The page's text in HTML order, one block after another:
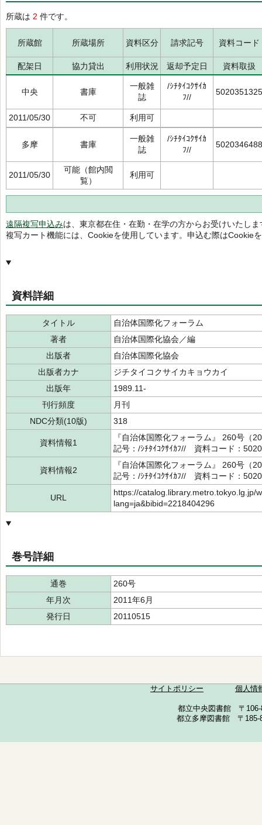
所蔵は 2 件です。
所蔵館 所蔵場所 資料区分 請求記号 資料コード
配架日 協力貸出 利用状況 返却予定日 資料取扱
中央 書庫
一般雑
誌
/ｼﾁﾀｲｺｸｻｲｶ
ﾌ//
5020351325
2011/05/30 不可 利用可
多摩 書庫
一般雑
誌
/ｼﾁﾀｲｺｸｻｲｶ
ﾌ//
5020346488
2011/05/30
可能（館内閲
覧）
利用可
遠隔複写申込みは、東京都在住・在勤・在学の方からお受けいたしま
複写カート機能には、Cookieを使用しています。申込む際はCookie
資料詳細
タイトル
自治体国際化フォーラム
著者
自治体国際化協会／編
出版者
自治体国際化協会
出版者カナ
ジチタイコクサイカキョウカイ
出版年
1989.11-
刊行頻度
月刊
NDC分類(10版)
318
資料情報1
『自治体国際化フォーラム』 260号
記号：/ｼﾁﾀｲｺｸｻｲｶﾌ// 資料コード：
資料情報2
『自治体国際化フォーラム』 260号
記号：/ｼﾁﾀｲｺｸｻｲｶﾌ// 資料コード：
URL
https://catalog.library.metro.tokyo.lg.jp/
lang=ja&bibid=2218404296
巻号詳細
通巻
260号
年月次
2011年6月
発行日
20110515
サイトポリシー 個人情
都立中央図書館 〒
都立多摩図書館 〒185-